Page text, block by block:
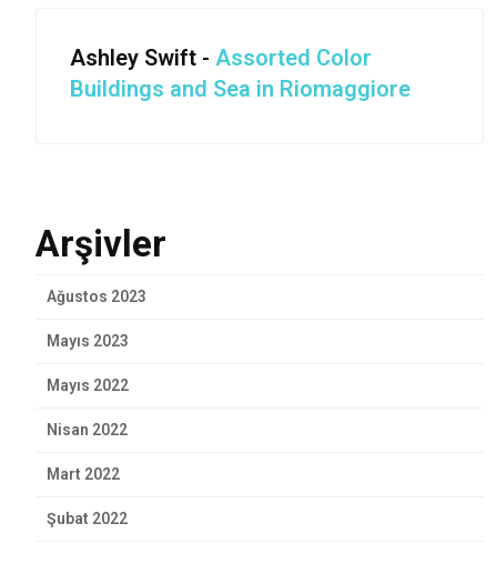
Ashley Swift - Assorted Color
Buildings and Sea in Riomaggiore
Arşivler
Ağustos 2023
Mayıs 2023
Mayıs 2022
Nisan 2022
Mart 2022
Şubat 2022